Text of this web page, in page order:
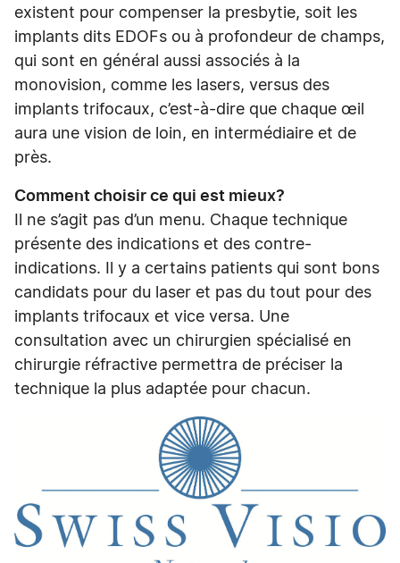
existent pour compenser la presbytie, soit les
implants dits EDOFs ou à profondeur de champs,
qui sont en général aussi associés à la
monovision, comme les lasers, versus des
implants trifocaux, c’est-à-dire que chaque œil
aura une vision de loin, en intermédiaire et de
près.
Comment choisir ce qui est mieux?
Il ne s’agit pas d’un menu. Chaque technique
présente des indications et des contre-
indications. Il y a certains patients qui sont bons
candidats pour du laser et pas du tout pour des
implants trifocaux et vice versa. Une
consultation avec un chirurgien spécialisé en
chirurgie réfractive permettra de préciser la
technique la plus adaptée pour chacun.